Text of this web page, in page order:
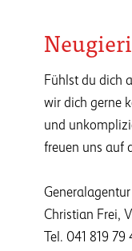
Fühlst du dich
wir dich gerne
und
freuen uns auf
Christian Frei,
Tel. 041 819 79